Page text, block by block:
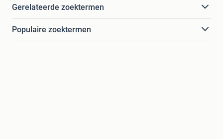
Gerelateerde zoektermen
Populaire zoektermen